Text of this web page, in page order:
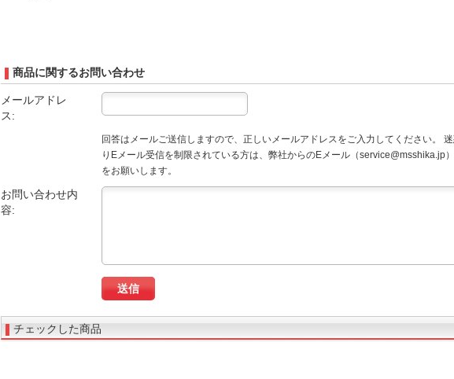
商品に関するお問い合わせ
メールアドレ
ス:
回答はメールご送信しますので、正しいメールアドレスをご入力してください。
りEメール受信を制限されている方は、弊社からのEメール（service@msshika.jp
をお願いします。
お問い合わせ内
容:
チェックした商品